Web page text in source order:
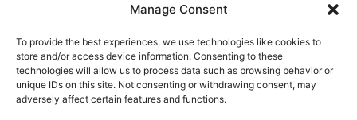
Manage Consent
To provide the best experiences, we use technologies like cookies to
store and/or access device information. Consenting to these
technologies will allow us to process data such as browsing behavior or
unique IDs on this site. Not consenting or withdrawing consent, may
adversely affect certain features and functions.
COMPRA DIRECTA AL AUTOR
Descarga inmediata • Acceso desde cualquier dispositivo
Soporte personal si necesitás ayuda con el archivo
Sin intermediarios · Apoyás directamente al artista